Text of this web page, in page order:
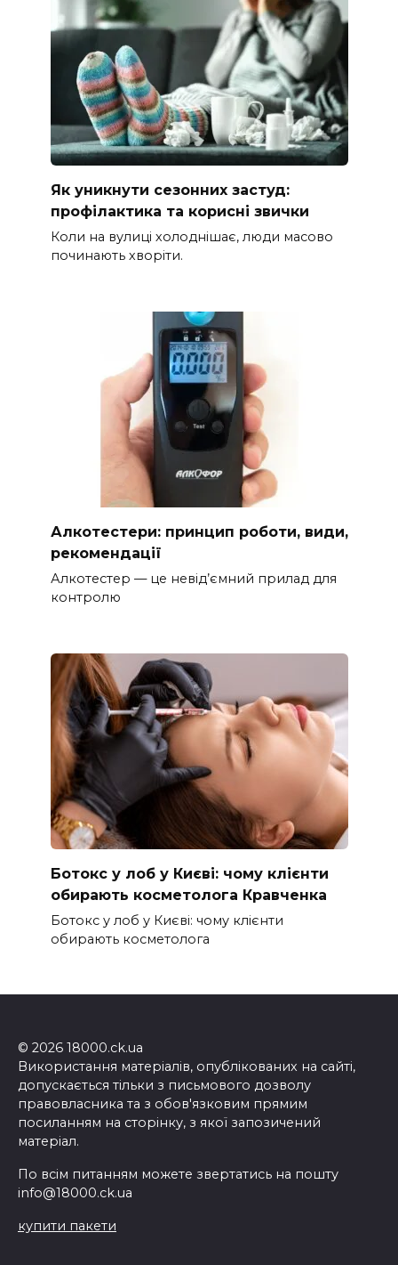
Як уникнути сезонних застуд:
профілактика та корисні звички
Коли на вулиці холоднішає, люди масово
починають хворіти.
Алкотестери: принцип роботи, види,
рекомендації
Алкотестер — це невід’ємний прилад для
контролю
Ботокс у лоб у Києві: чому клієнти
обирають косметолога Кравченка
Ботокс у лоб у Києві: чому клієнти
обирають косметолога
© 2026 18000.ck.ua
Використання матеріалів, опублікованих на сайті,
допускається тільки з письмового дозволу
правовласника та з обов'язковим прямим
посиланням на сторінку, з якої запозичений
матеріал.
По всім питанням можете звертатись на пошту
info@18000.ck.ua
купити пакети